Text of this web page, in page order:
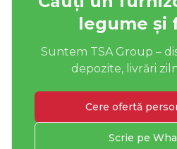
legume și
Suntem TSA Group –
depozite, livrări
Cere ofertă
Scrie pe